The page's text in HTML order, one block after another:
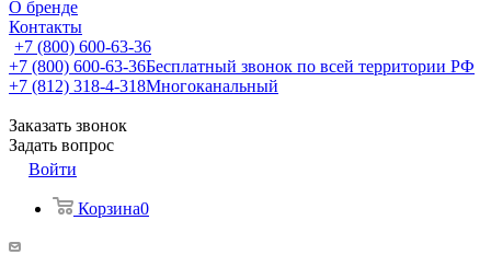
О бренде
Контакты
+7 (800) 600-63-36
+7 (800) 600-63-36Бесплатный звонок по всей территории РФ
+7 (812) 318-4-318Многоканальный
Заказать звонок
Задать вопрос
Войти
Корзина0